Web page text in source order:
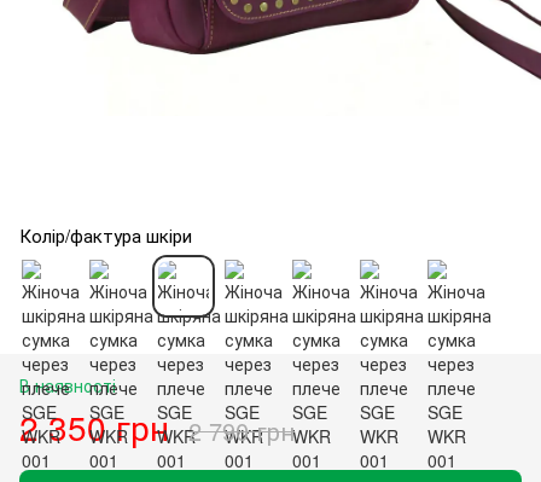
Колір/фактура шкіри
В наявності
2 350 грн 2 790 грн